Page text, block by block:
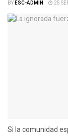
BYESC-ADMIN 25
Si la comunidad